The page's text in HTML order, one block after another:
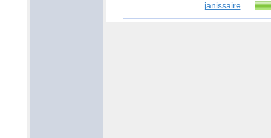
janissaire